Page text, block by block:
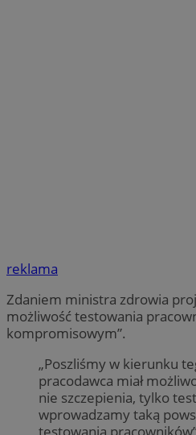
reklama
Zdaniem ministra zdrowia
możliwość testowania
kompromisowym”.
„Poszliśmy w kierunku
pracodawca miał
nie szczepienia, tylko
wprowadzamy taką